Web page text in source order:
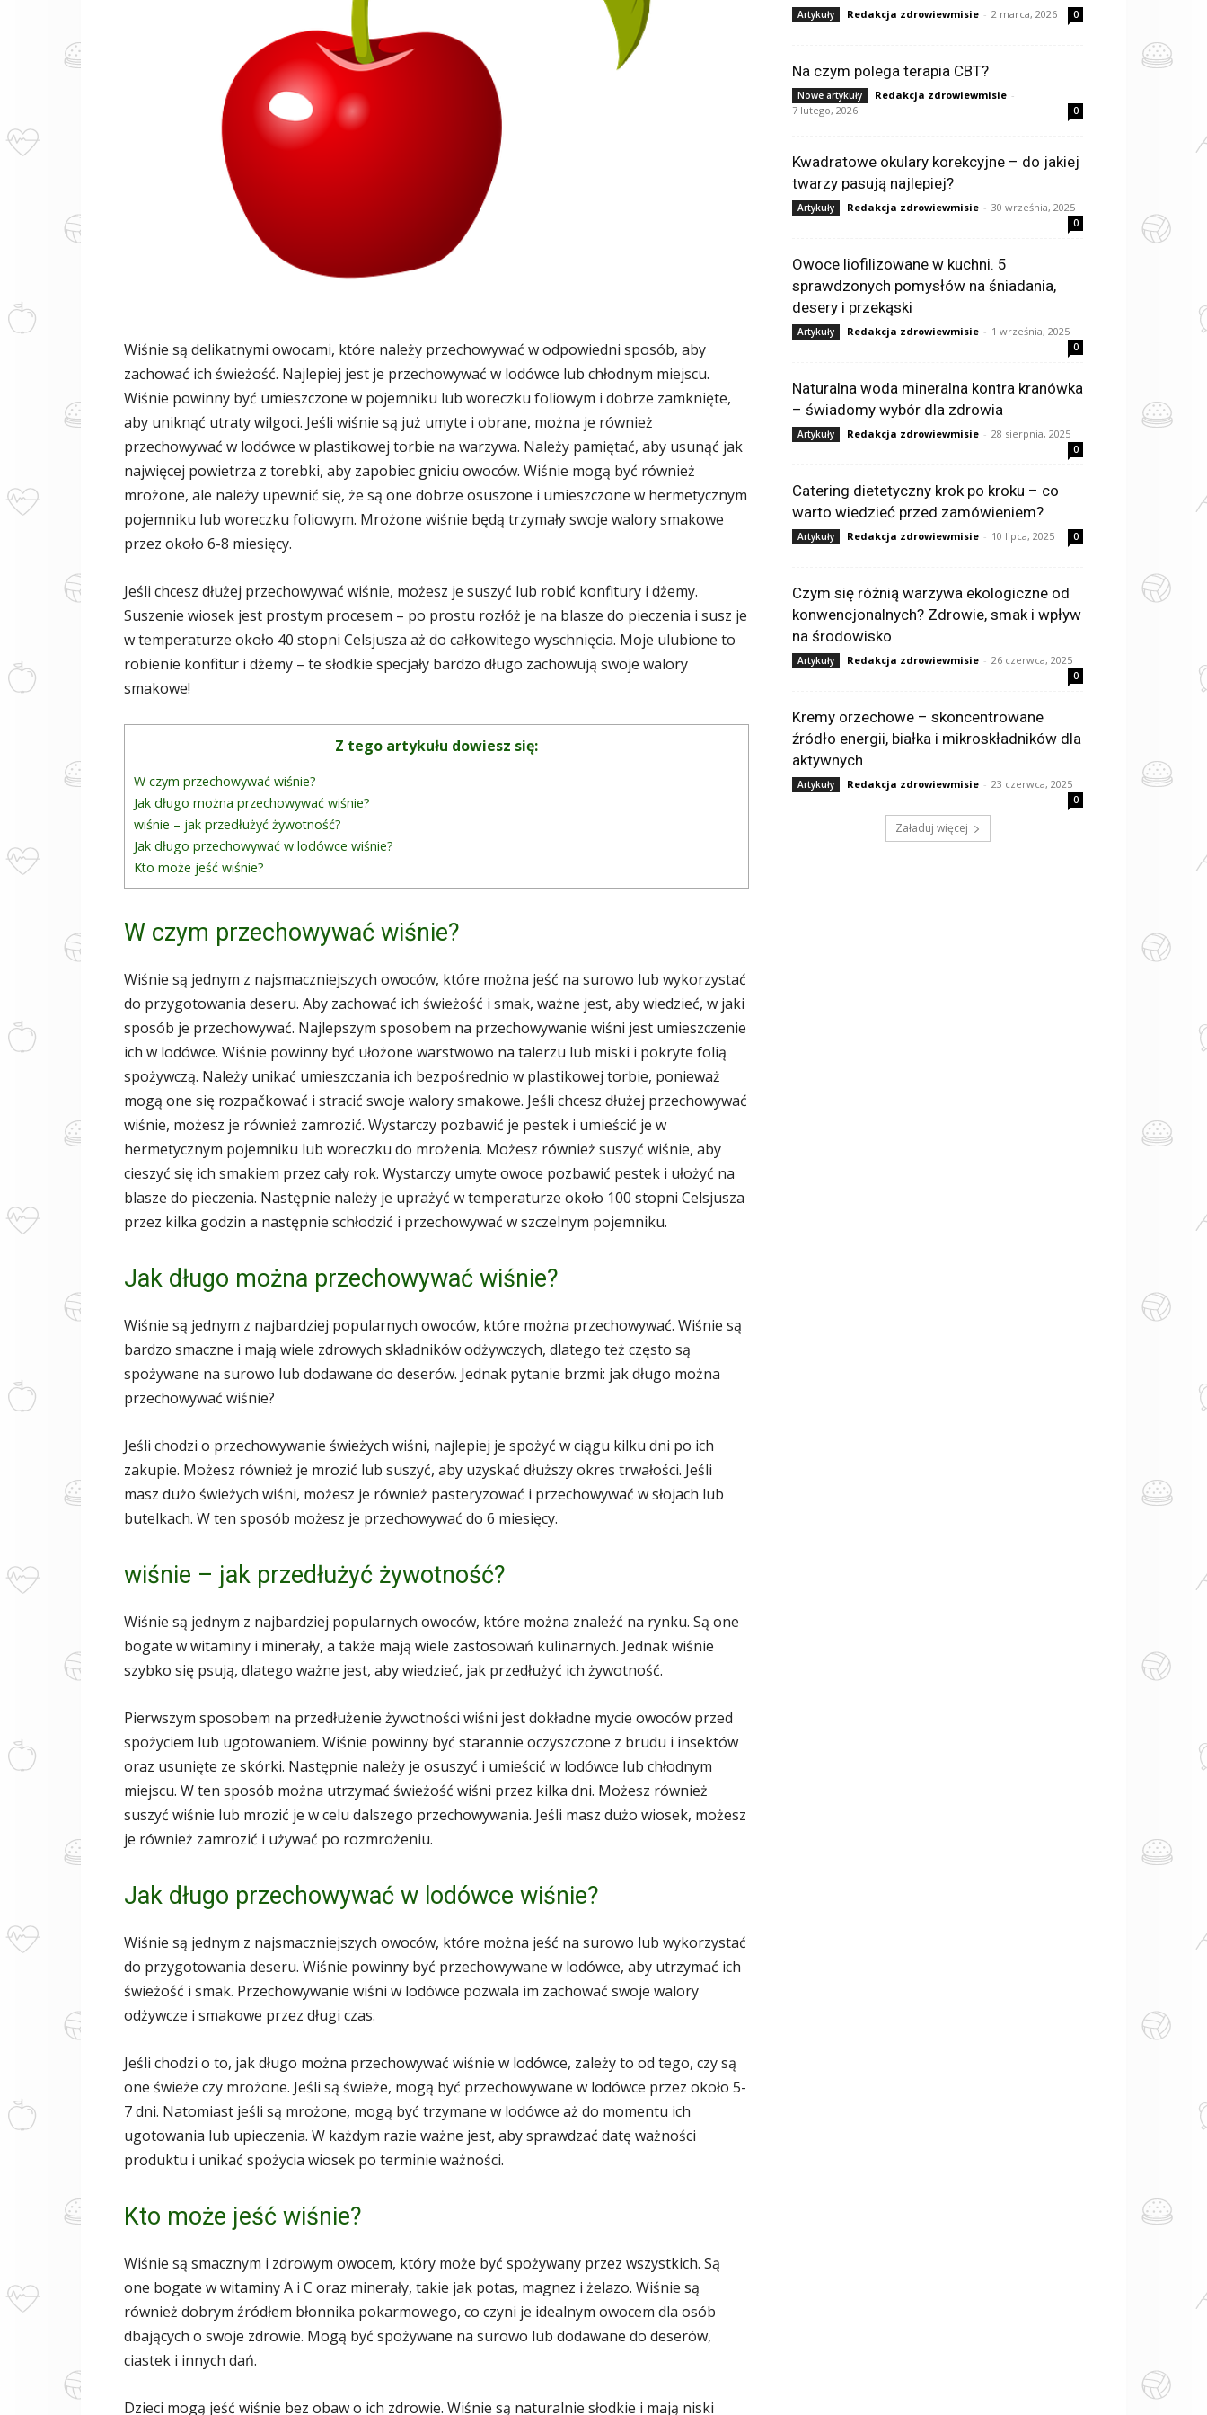
Wiśnie są delikatnymi owocami, które należy przechowywać w odpowiedni sposób, aby
zachować ich świeżość. Najlepiej jest je przechowywać w lodówce lub chłodnym miejscu.
Wiśnie powinny być umieszczone w pojemniku lub woreczku foliowym i dobrze zamknięte,
aby uniknąć utraty wilgoci. Jeśli wiśnie są już umyte i obrane, można je również
przechowywać w lodówce w plastikowej torbie na warzywa. Należy pamiętać, aby usunąć jak
najwięcej powietrza z torebki, aby zapobiec gniciu owoców. Wiśnie mogą być również
mrożone, ale należy upewnić się, że są one dobrze osuszone i umieszczone w hermetycznym
pojemniku lub woreczku foliowym. Mrożone wiśnie będą trzymały swoje walory smakowe
przez około 6-8 miesięcy.
Jeśli chcesz dłużej przechowywać wiśnie, możesz je suszyć lub robić konfitury i dżemy.
Suszenie wiosek jest prostym procesem – po prostu rozłóż je na blasze do pieczenia i susz je
w temperaturze około 40 stopni Celsjusza aż do całkowitego wyschnięcia. Moje ulubione to
robienie konfitur i dżemy – te słodkie specjały bardzo długo zachowują swoje walory
smakowe!
Z tego artykułu dowiesz się:
W czym przechowywać wiśnie?
Jak długo można przechowywać wiśnie?
wiśnie – jak przedłużyć żywotność?
Jak długo przechowywać w lodówce wiśnie?
Kto może jeść wiśnie?
W czym przechowywać wiśnie?
Wiśnie są jednym z najsmaczniejszych owoców, które można jeść na surowo lub wykorzystać
do przygotowania deseru. Aby zachować ich świeżość i smak, ważne jest, aby wiedzieć, w jaki
sposób je przechowywać. Najlepszym sposobem na przechowywanie wiśni jest umieszczenie
ich w lodówce. Wiśnie powinny być ułożone warstwowo na talerzu lub miski i pokryte folią
spożywczą. Należy unikać umieszczania ich bezpośrednio w plastikowej torbie, ponieważ
mogą one się rozpačkować i stracić swoje walory smakowe. Jeśli chcesz dłużej przechowywać
wiśnie, możesz je również zamrozić. Wystarczy pozbawić je pestek i umieścić je w
hermetycznym pojemniku lub woreczku do mrożenia. Możesz również suszyć wiśnie, aby
cieszyć się ich smakiem przez cały rok. Wystarczy umyte owoce pozbawić pestek i ułożyć na
blasze do pieczenia. Następnie należy je uprażyć w temperaturze około 100 stopni Celsjusza
przez kilka godzin a następnie schłodzić i przechowywać w szczelnym pojemniku.
Jak długo można przechowywać wiśnie?
Wiśnie są jednym z najbardziej popularnych owoców, które można przechowywać. Wiśnie są
bardzo smaczne i mają wiele zdrowych składników odżywczych, dlatego też często są
spożywane na surowo lub dodawane do deserów. Jednak pytanie brzmi: jak długo można
przechowywać wiśnie?
Jeśli chodzi o przechowywanie świeżych wiśni, najlepiej je spożyć w ciągu kilku dni po ich
zakupie. Możesz również je mrozić lub suszyć, aby uzyskać dłuższy okres trwałości. Jeśli
masz dużo świeżych wiśni, możesz je również pasteryzować i przechowywać w słojach lub
butelkach. W ten sposób możesz je przechowywać do 6 miesięcy.
wiśnie – jak przedłużyć żywotność?
Wiśnie są jednym z najbardziej popularnych owoców, które można znaleźć na rynku. Są one
bogate w witaminy i minerały, a także mają wiele zastosowań kulinarnych. Jednak wiśnie
szybko się psują, dlatego ważne jest, aby wiedzieć, jak przedłużyć ich żywotność.
Pierwszym sposobem na przedłużenie żywotności wiśni jest dokładne mycie owoców przed
spożyciem lub ugotowaniem. Wiśnie powinny być starannie oczyszczone z brudu i insektów
oraz usunięte ze skórki. Następnie należy je osuszyć i umieścić w lodówce lub chłodnym
miejscu. W ten sposób można utrzymać świeżość wiśni przez kilka dni. Możesz również
suszyć wiśnie lub mrozić je w celu dalszego przechowywania. Jeśli masz dużo wiosek, możesz
je również zamrozić i używać po rozmrożeniu.
Jak długo przechowywać w lodówce wiśnie?
Wiśnie są jednym z najsmaczniejszych owoców, które można jeść na surowo lub wykorzystać
do przygotowania deseru. Wiśnie powinny być przechowywane w lodówce, aby utrzymać ich
świeżość i smak. Przechowywanie wiśni w lodówce pozwala im zachować swoje walory
odżywcze i smakowe przez długi czas.
Jeśli chodzi o to, jak długo można przechowywać wiśnie w lodówce, zależy to od tego, czy są
one świeże czy mrożone. Jeśli są świeże, mogą być przechowywane w lodówce przez około 5-
7 dni. Natomiast jeśli są mrożone, mogą być trzymane w lodówce aż do momentu ich
ugotowania lub upieczenia. W każdym razie ważne jest, aby sprawdzać datę ważności
produktu i unikać spożycia wiosek po terminie ważności.
Kto może jeść wiśnie?
Wiśnie są smacznym i zdrowym owocem, który może być spożywany przez wszystkich. Są
one bogate w witaminy A i C oraz minerały, takie jak potas, magnez i żelazo. Wiśnie są
również dobrym źródłem błonnika pokarmowego, co czyni je idealnym owocem dla osób
dbających o swoje zdrowie. Mogą być spożywane na surowo lub dodawane do deserów,
ciastek i innych dań.
Dzieci mogą jeść wiśnie bez obaw o ich zdrowie. Wiśnie są naturalnie słodkie i mają niski
Artykuły Redakcja zdrowiewmisie - 2 marca, 2026 0
Na czym polega terapia CBT?
Nowe artykuły Redakcja zdrowiewmisie -
7 lutego, 2026
0
Kwadratowe okulary korekcyjne – do jakiej
twarzy pasują najlepiej?
Artykuły Redakcja zdrowiewmisie - 30 września, 2025
0
Owoce liofilizowane w kuchni. 5
sprawdzonych pomysłów na śniadania,
desery i przekąski
Artykuły Redakcja zdrowiewmisie - 1 września, 2025
0
Naturalna woda mineralna kontra kranówka
– świadomy wybór dla zdrowia
Artykuły Redakcja zdrowiewmisie - 28 sierpnia, 2025
0
Catering dietetyczny krok po kroku – co
warto wiedzieć przed zamówieniem?
Artykuły Redakcja zdrowiewmisie - 10 lipca, 2025 0
Czym się różnią warzywa ekologiczne od
konwencjonalnych? Zdrowie, smak i wpływ
na środowisko
Artykuły Redakcja zdrowiewmisie - 26 czerwca, 2025
0
Kremy orzechowe – skoncentrowane
źródło energii, białka i mikroskładników dla
aktywnych
Artykuły Redakcja zdrowiewmisie - 23 czerwca, 2025
0
Załaduj więcej